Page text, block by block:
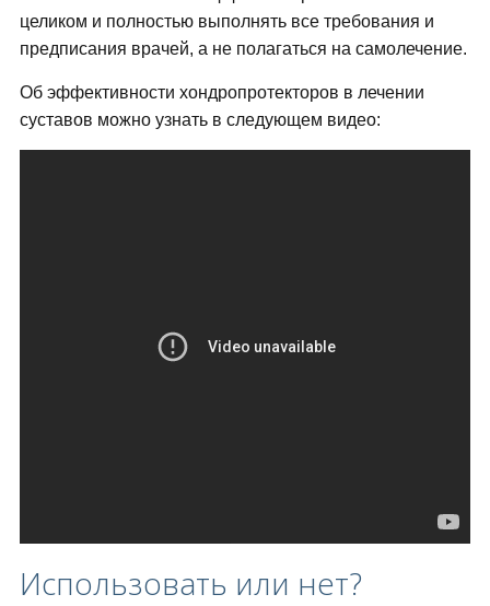
целиком и полностью выполнять все требования и
предписания врачей, а не полагаться на самолечение.
Об эффективности хондропротекторов в лечении
суставов можно узнать в следующем видео:
Использовать или нет?